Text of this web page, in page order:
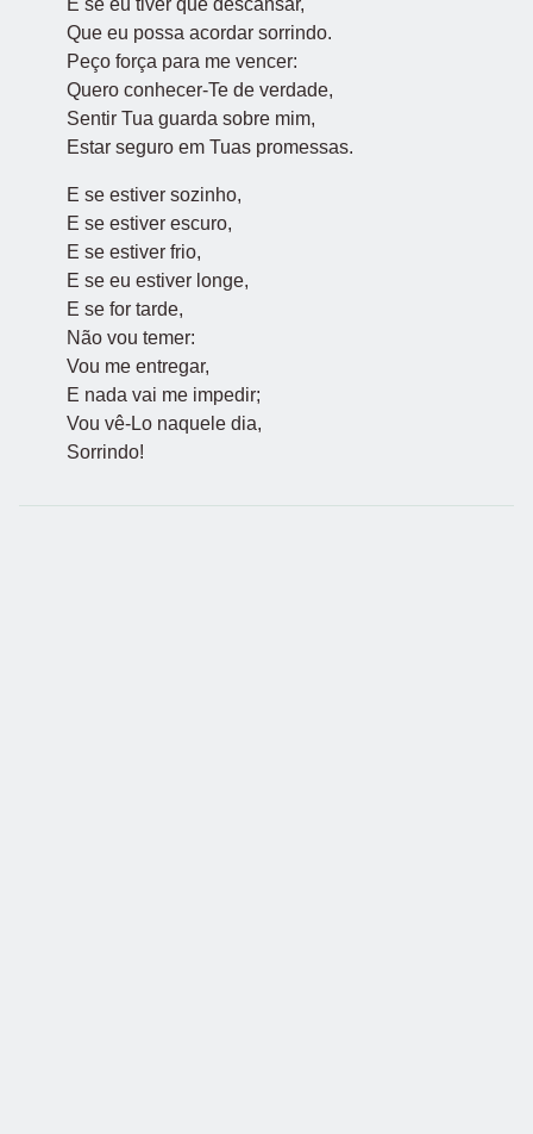
E se eu tiver que descansar,
Que eu possa acordar sorrindo.
Peço força para me vencer:
Quero conhecer-Te de verdade,
Sentir Tua guarda sobre mim,
Estar seguro em Tuas promessas.
E se estiver sozinho,
E se estiver escuro,
E se estiver frio,
E se eu estiver longe,
E se for tarde,
Não vou temer:
Vou me entregar,
E nada vai me impedir;
Vou vê-Lo naquele dia,
Sorrindo!